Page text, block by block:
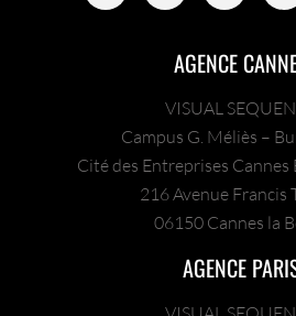
AGENCE
VISUAL
Campus G. Méliès –
Cité des Entreprises Cannes
216 Avenue Francis
06150 Cannes la
AGENCE